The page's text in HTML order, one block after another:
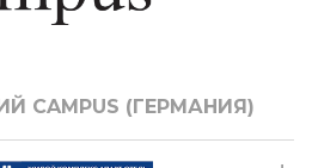
CAMPUS (ГЕРМАНИЯ)